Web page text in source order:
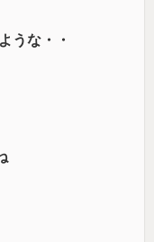
な・・